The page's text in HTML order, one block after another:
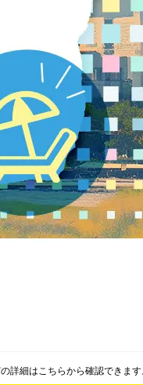
詳細はこちらから確認できます